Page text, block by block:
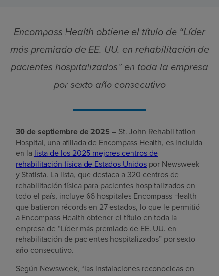
Encompass Health obtiene el título de “Líder
más premiado de EE. UU. en rehabilitación de
pacientes hospitalizados” en toda la empresa
por sexto año consecutivo
30 de septiembre de 2025 – St. John Rehabilitation
Hospital, una afiliada de Encompass Health, es incluida
en la lista de los 2025 mejores centros de
rehabilitación física de Estados Unidos por Newsweek
y Statista. La lista, que destaca a 320 centros de
rehabilitación física para pacientes hospitalizados en
todo el país, incluye 66 hospitales Encompass Health
que batieron récords en 27 estados, lo que le permitió
a Encompass Health obtener el título en toda la
empresa de “Líder más premiado de EE. UU. en
rehabilitación de pacientes hospitalizados” por sexto
año consecutivo.
Según Newsweek, “las instalaciones reconocidas en